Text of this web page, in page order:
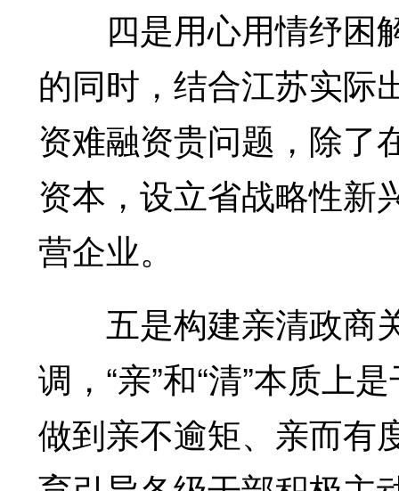
四是用心用情纾困
的同时，结合江苏实际
资难融资贵问题，除了
资本，设立省战略性新
营企业。
五是构建亲清政商
调，“亲”和“清”本质上
做到亲不逾矩、亲而有